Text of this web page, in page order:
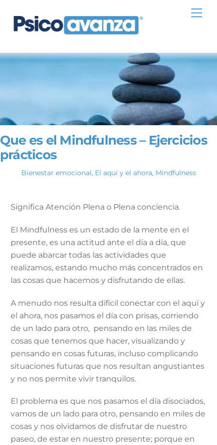
content
Que es el Mindfulness – Ejercicios
prácticos
Bienestar emocional, El aquí y el ahora, Mindfulness
Significa Atención Plena o Plena conciencia.
El Mindfulness es un estado de la mente en el
presente, es una actitud ante el día a día, que
puede abarcar todas las actividades que
realizamos, estando mucho más concentrados en
las cosas que hacemos y disfrutando de ellas.
A menudo nos resulta difícil conectar con el aquí y
el ahora, nos pasamos el día con prisas, corriendo
de un lado para otro, pensando en las miles de
cosas que tenemos que hacer, visualizando y
pensando en cosas futuras, incluso complicando
situaciones futuras que nos resultan angustiantes
y no nos permite vivir tranquilos.
El problema es que nos pasamos el día disociados,
vamos de un lado para otro, pensando en miles de
cosas y nos olvidamos de disfrutar de nuestro
paseo, de estar en nuestro presente; porque en